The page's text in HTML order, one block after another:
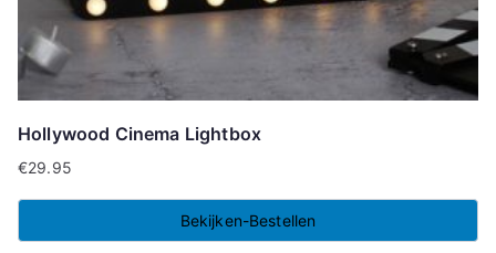
Hollywood Cinema Lightbox
€29.95
Bekijken-Bestellen